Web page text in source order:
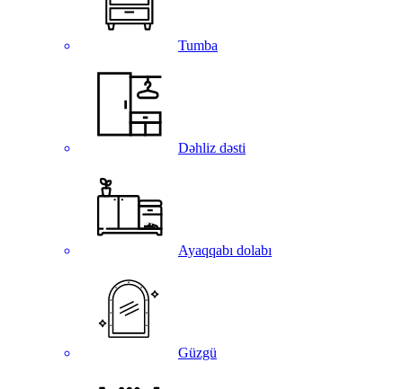
Tumba
Dəhliz dəsti
Ayaqqabı dolabı
Güzgü